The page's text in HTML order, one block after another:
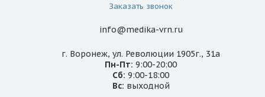
Заказать звонок
info@medika-vrn.ru
г. Воронеж, ул. Революции 1905г., 31а
Пн-Пт: 9:00-20:00
Сб: 9:00-18:00
Вс: выходной